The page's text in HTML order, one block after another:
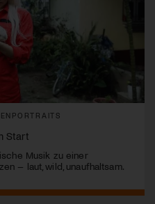
Start
Musik zu einer
– laut, wild, unaufhaltsam.